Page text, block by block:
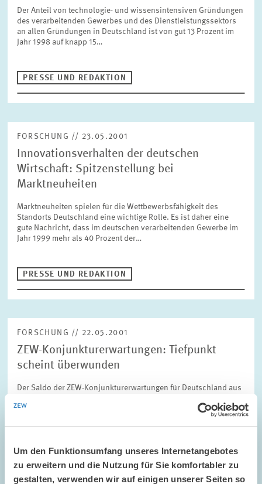
Um den Funktionsumfang unseres Internetangebotes
zu erweitern und die Nutzung für Sie komfortabler zu
gestalten, verwenden wir auf einigen unserer Seiten so
Der Anteil von technologie- und wissensintensiven Gründungen
des verarbeitenden Gewerbes und des Dienstleistungssektors
an allen Gründungen in Deutschland ist von gut 13 Prozent im
Jahr 1998 auf knapp 15…
PRESSE UND REDAKTION
FORSCHUNG // 23.05.2001
Innovationsverhalten der deutschen
Wirtschaft: Spitzenstellung bei
Marktneuheiten
Marktneuheiten spielen für die Wettbewerbsfähigkeit des
Standorts Deutschland eine wichtige Rolle. Es ist daher eine
gute Nachricht, dass im deutschen verarbeitenden Gewerbe im
Jahr 1999 mehr als 40 Prozent der…
PRESSE UND REDAKTION
FORSCHUNG // 22.05.2001
ZEW-Konjunkturerwartungen: Tiefpunkt
scheint überwunden
Der Saldo der ZEW-Konjunkturerwartungen für Deutschland aus
unverändertes Niveau auf, nachdem er im Vormonat noch
PRESSE UND REDAKTION
KONJUNKTURUMFRAGE
KONJUNKTURINDIKATOR